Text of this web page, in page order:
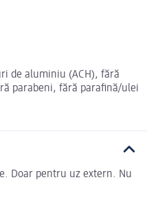
de aluminiu (ACH), fără
parabeni, fără parafină/ulei
Doar pentru uz extern. Nu